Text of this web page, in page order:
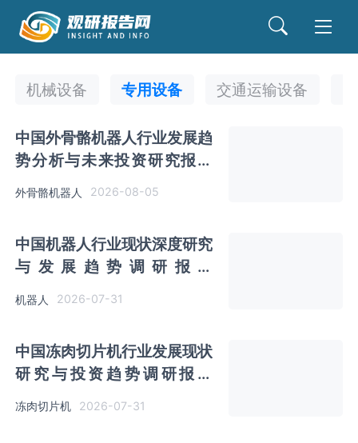
机械设备 专用设备 交通运输设备
中国外骨骼机器人行业发展趋
势分析与未来投资研究报告
外骨骼机器人 2026-08-05
中国机器人行业现状深度研究
与发展趋势调研报告
机器人 2026-07-31
中国冻肉切片机行业发展现状
研究与投资趋势调研报告
（2026-2033年）
冻肉切片机 2026-07-31